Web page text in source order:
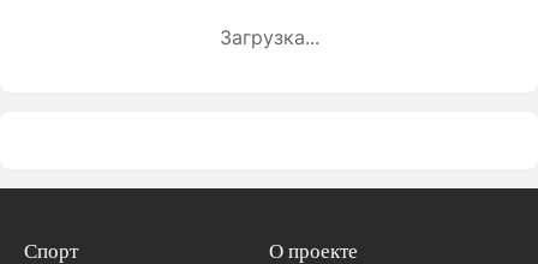
Загрузка...
Спорт
О проекте